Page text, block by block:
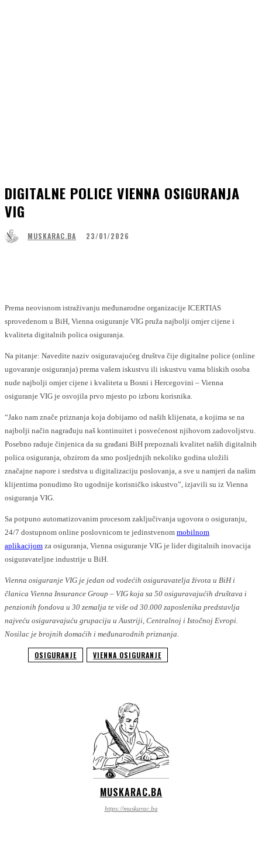
DIGITALNE POLICE VIENNA OSIGURANJA
VIG
MUSKARAC.BA 23/01/2026
Prema neovisnom istraživanju međunarodne organizacije ICERTIAS
sprovedenom u BiH, Vienna osiguranje VIG pruža najbolji omjer cijene i
kvaliteta digitalnih polica osiguranja.
Na pitanje: Navedite naziv osiguravajućeg društva čije digitalne police (online
ugovaranje osiguranja) prema vašem iskustvu ili iskustvu vama bliskih osoba
nude najbolji omjer cijene i kvaliteta u Bosni i Hercegovini – Vienna
osiguranje VIG je osvojila prvo mjesto po izboru korisnika.
“Jako nam znače priznanja koja dobijamo od naših klijenata, a kojima se na
najbolji način nagrađuju naš kontinuitet i posvećenost njihovom zadovoljstvu.
Posebno raduje činjenica da su građani BiH prepoznali kvalitet naših digitalnih
polica osiguranja, obzirom da smo posljednjih nekoliko godina uložili
značajne napore i sredstva u digitalizaciju poslovanja, a sve u namjeri da našim
klijentima ponudimo što ugodnije korisničko iskustvo”, izjavili su iz Vienna
osiguranja VIG.
Sa potpuno automatizovanim procesom zaključivanja ugovora o osiguranju,
24/7 dostupnom online poslovnicom te jedinstvenom mobilnom
aplikacijom za osiguranja, Vienna osiguranje VIG je lider digitalnih inovacija
osiguravateljne industrije u BiH.
Vienna osiguranje VIG je jedan od vodećih osiguravatelja života u BiH i
članica Vienna Insurance Group – VIG koja sa 50 osiguravajućih društava i
penzionih fondova u 30 zemalja te više od 30.000 zaposlenika predstavlja
najveću osiguravajuću grupaciju u Austriji, Centralnoj i Istočnoj Evropi.
Nosilac je brojnih domaćih i međunarodnih priznanja.
OSIGURANJE VIENNA OSIGURANJE
MUSKARAC.BA
https://muskarac.ba